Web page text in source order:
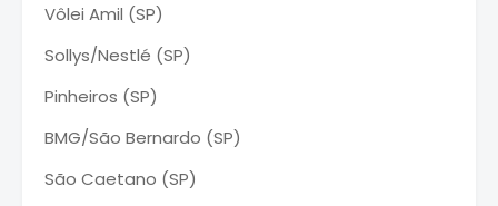
Vôlei Amil (SP)
Sollys/Nestlé (SP)
Pinheiros (SP)
BMG/São Bernardo (SP)
São Caetano (SP)